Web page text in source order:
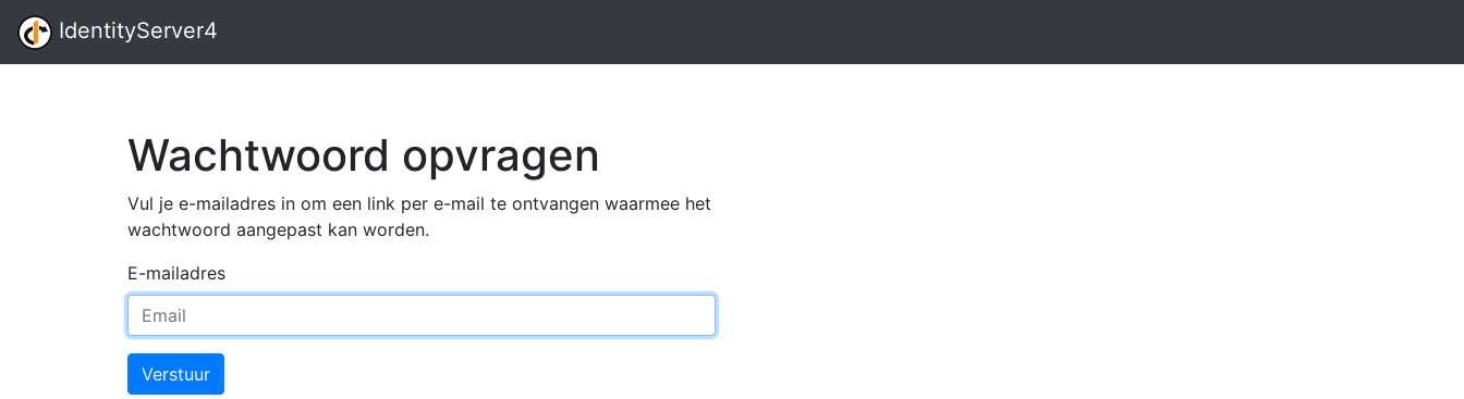
IdentityServer4
Wachtwoord opvragen
Vul je e-mailadres in om een link per e-mail te ontvangen waarmee het
wachtwoord aangepast kan worden.
E-mailadres
Verstuur